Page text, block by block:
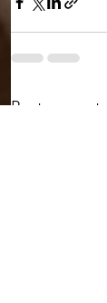
Posts recentes